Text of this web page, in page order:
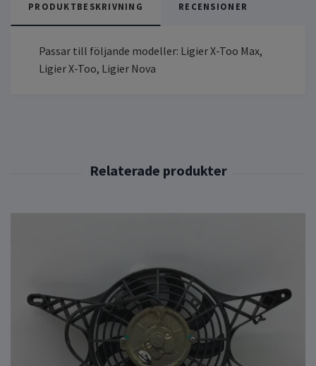
PRODUKTBESKRIVNING RECENSIONER
Passar till följande modeller: Ligier X-Too Max,
Ligier X-Too, Ligier Nova